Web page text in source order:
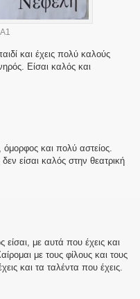
και έχεις πολύ καλούς
Είσαι καλός και
όμορφος και πολύ αστείος.
είσαι καλός στην θεατρική
με αυτά που έχεις και
με τους φίλους και τους
και τα ταλέντα που έχεις.